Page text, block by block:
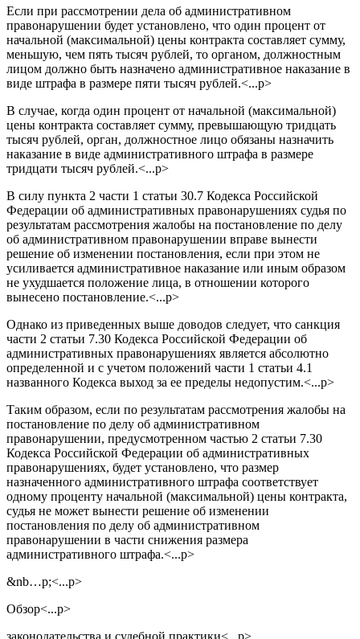
Если при рассмотрении дела об административном
правонарушении будет установлено, что один процент от
начальной (максимальной) цены контракта составляет сумму,
меньшую, чем пять тысяч рублей, то органом, должностным
лицом должно быть назначено административное наказание в
виде штрафа в размере пяти тысяч рублей.<...p>
В случае, когда один процент от начальной (максимальной)
цены контракта составляет сумму, превышающую тридцать
тысяч рублей, орган, должностное лицо обязаны назначить
наказание в виде административного штрафа в размере
тридцати тысяч рублей.<...p>
В силу пункта 2 части 1 статьи 30.7 Кодекса Российской
Федерации об административных правонарушениях судья по
результатам рассмотрения жалобы на постановление по делу
об административном правонарушении вправе вынести
решение об изменении постановления, если при этом не
усиливается административное наказание или иным образом
не ухудшается положение лица, в отношении которого
вынесено постановление.<...p>
Однако из приведенных выше доводов следует, что санкция
части 2 статьи 7.30 Кодекса Российской Федерации об
административных правонарушениях является абсолютно
определенной и с учетом положений части 1 статьи 4.1
названного Кодекса выход за ее пределы недопустим.<...p>
Таким образом, если по результатам рассмотрения жалобы на
постановление по делу об административном
правонарушении, предусмотренном частью 2 статьи 7.30
Кодекса Российской Федерации об административных
правонарушениях, будет установлено, что размер
назначенного административного штрафа соответствует
одному проценту начальной (максимальной) цены контракта,
судья не может вынести решение об изменении
постановления по делу об административном
правонарушении в части снижения размера
административного штрафа.<...p>
&nb…p;<...p>
Обзор<...p>